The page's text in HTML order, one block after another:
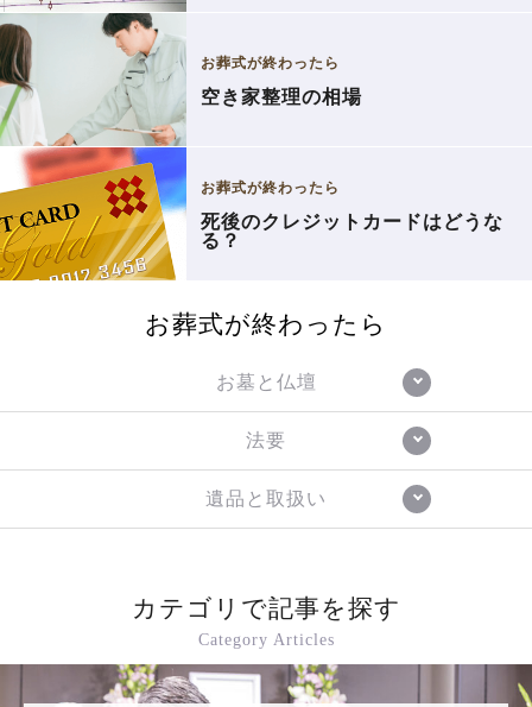
お葬式が終わったら
空き家整理の相場
お葬式が終わったら
死後のクレジットカードはどうな
る？
お葬式が終わったら
お墓と仏壇
法要
遺品と取扱い
カテゴリで記事を探す
Category Articles